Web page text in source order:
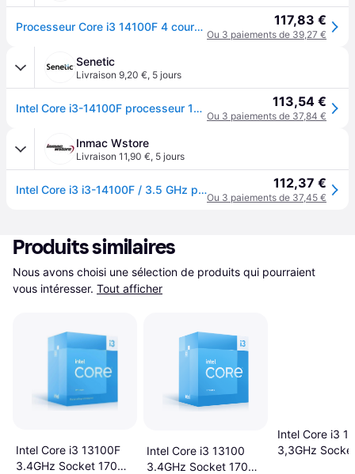
Processeur Core i3 14100F 4 cours 3,5 / 4,7 GHz 117,83 €
Ou 3 paiements de 39,27 €
Senetic
Livraison 9,20 €, 5 jours
Intel Core i3-14100F processeur 12 Mo Smart Cache Boîte BX8071514100F 113,54 €
Ou 3 paiements de 37,84 €
Inmac Wstore
Livraison 11,90 €, 5 jours
Intel Core i3 i3-14100F / 3.5 GHz processeur - Box 112,37 €
Ou 3 paiements de 37,45 €
Produits similaires
Nous avons choisi une sélection de produits qui pourraient
vous intéresser. Tout afficher
Intel Core i3 13100F
3.4GHz Socket 1700
Intel Core i3 13100
3.4GHz Socket 1700
Intel Core i3
3,3GHz